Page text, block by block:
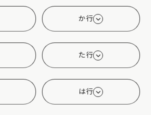
か行
た行
は行